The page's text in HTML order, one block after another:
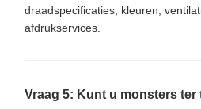
draadspecificaties, kleuren,
afdrukservices.
Vraag 5: Kunt u monsters